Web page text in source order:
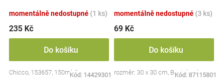
momentálně nedostupné (1 ks)
235 Kč
Do košíku
Chicco, 153657, 150ml, 0m+
Kód: 14429301
momentálně nedostupné (3 ks)
69 Kč
Do košíku
rozměr: 30 x 30 cm, Bocioland
Kód: 87115801